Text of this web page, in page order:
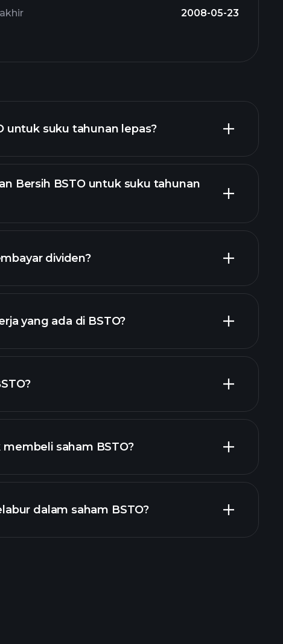
2008-05-23
untuk suku tahunan lepas?
laporan kewangan BSTO
Bersih BSTO untuk suku tahunan
dividen?
yang ada di BSTO?
laporan kewangan
saham BSTO?
dalam saham BSTO?